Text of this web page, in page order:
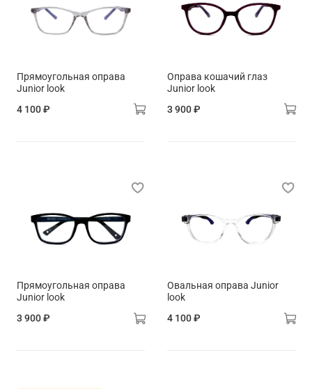
Прямоугольная оправа
Junior look
4 100 ₽
Оправа кошачий глаз
Junior look
3 900 ₽
Прямоугольная оправа
Junior look
3 900 ₽
Овальная оправа Junior
look
4 100 ₽